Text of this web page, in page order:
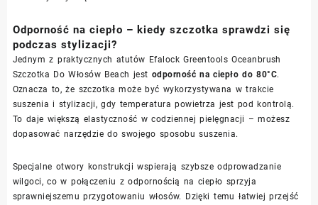
Odporność na ciepło – kiedy szczotka sprawdzi się
podczas stylizacji?
Jednym z praktycznych atutów Efalock Greentools Oceanbrush
Szczotka Do Włosów Beach jest odporność na ciepło do 80°C.
Oznacza to, że szczotka może być wykorzystywana w trakcie
suszenia i stylizacji, gdy temperatura powietrza jest pod kontrolą.
To daje większą elastyczność w codziennej pielęgnacji – możesz
dopasować narzędzie do swojego sposobu suszenia.
Specjalne otwory konstrukcji wspierają szybsze odprowadzanie
wilgoci, co w połączeniu z odpornością na ciepło sprzyja
sprawniejszemu przygotowaniu włosów. Dzięki temu łatwiej przejść